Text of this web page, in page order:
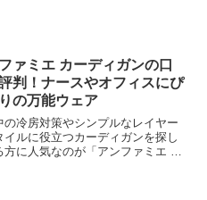
ァミエ カーディガンの口
判！ナースやオフィスにぴ
の万能ウェア
の冷房対策やシンプルなレイヤー
イルに役立つカーディガンを探し
方に人気なのが「アンファミエ カ